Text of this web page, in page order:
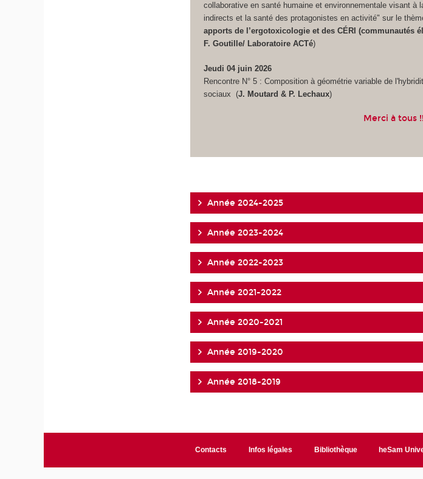
collaborative en santé humaine et environnementale visant
indirects et la santé des protagonistes en activité" sur le
apports de l’ergotoxicologie et des CÉRI (communautés
F. Goutille/ Laboratoire ACTé)
Jeudi 04 juin 2026
Rencontre N° 5 : Composition à géométrie variable de
sociaux (J. Moutard & P. Lechaux)
Merci à tous
Année 2024-2025
Année 2023-2024
Année 2022-2023
Année 2021-2022
Année 2020-2021
Année 2019-2020
Année 2018-2019
Contacts Infos légales Bibliothèque heSam